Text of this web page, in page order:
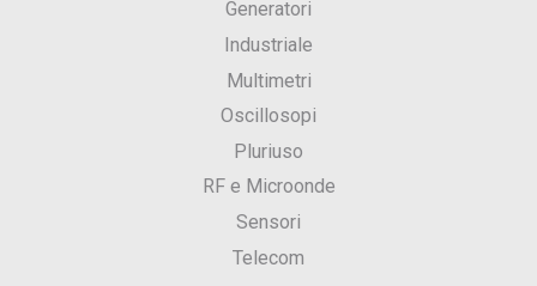
Generatori
Industriale
Multimetri
Oscillosopi
Pluriuso
RF e Microonde
Sensori
Telecom